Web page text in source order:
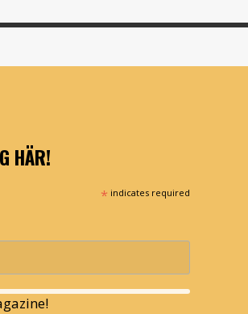
HÄR!
* indicates required